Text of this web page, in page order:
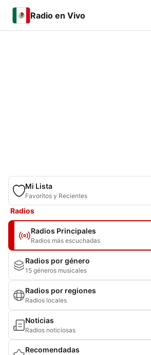
Radio en Vivo
Mi Lista
Favoritos y Recientes
Radios
Radios Principales
Radios más escuchadas
Radios por género
15 géneros musicales
Radios por regiones
Radios locales
Noticias
Radios noticiosas
Recomendadas